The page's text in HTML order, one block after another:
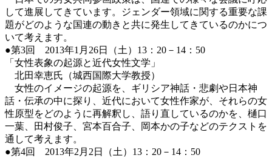
して進展してきています。ジェンダー領域に関する重要な課
題がどのような国連の動きと共に発生してきているのかにつ
いて考えます。
●第3回 2013年1月26日（土）13：20－14：50
「女性表象の起源と近代女性文学」
北田幸恵氏（城西国際大学教授）
女性のイメージの起源を、ギリシア神話・悲劇や日本神
話・伝承の中に探り、近代において女性作家が、それらの女
性原型をどのように再解釈し、語り直しているのかを、樋口
一葉、田村俊子、宮本百合子、岡本かの子などのテクストを
通して考えます。
●第4回 2013年2月2日（土）13：20－14：50